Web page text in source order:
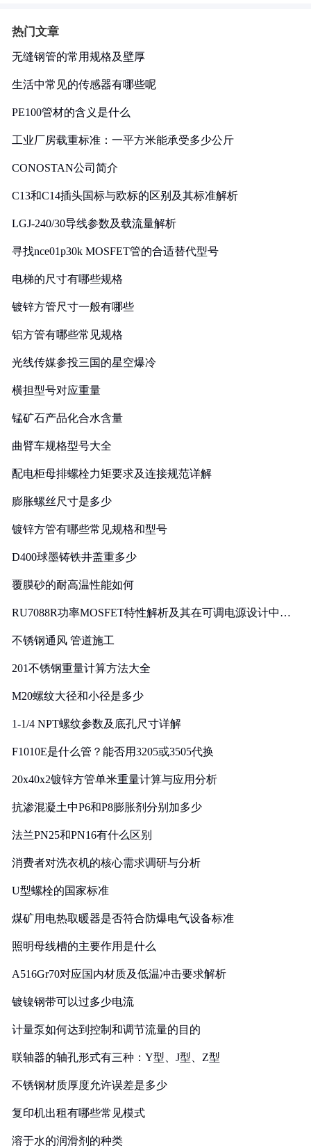
热门文章
无缝钢管的常用规格及壁厚
生活中常见的传感器有哪些呢
PE100管材的含义是什么
工业厂房载重标准：一平方米能承受多少公斤
CONOSTAN公司简介
C13和C14插头国标与欧标的区别及其标准解析
LGJ-240/30导线参数及载流量解析
寻找nce01p30k MOSFET管的合适替代型号
电梯的尺寸有哪些规格
镀锌方管尺寸一般有哪些
铝方管有哪些常见规格
光线传媒参投三国的星空爆冷
横担型号对应重量
锰矿石产品化合水含量
曲臂车规格型号大全
配电柜母排螺栓力矩要求及连接规范详解
膨胀螺丝尺寸是多少
镀锌方管有哪些常见规格和型号
D400球墨铸铁井盖重多少
覆膜砂的耐高温性能如何
RU7088R功率MOSFET特性解析及其在可调电源设计中的
不锈钢通风 管道施工
201不锈钢重量计算方法大全
M20螺纹大径和小径是多少
1-1/4 NPT螺纹参数及底孔尺寸详解
F1010E是什么管？能否用3205或3505代换
20x40x2镀锌方管单米重量计算与应用分析
抗渗混凝土中P6和P8膨胀剂分别加多少
法兰PN25和PN16有什么区别
消费者对洗衣机的核心需求调研与分析
U型螺栓的国家标准
煤矿用电热取暖器是否符合防爆电气设备标准
照明母线槽的主要作用是什么
A516Gr70对应国内材质及低温冲击要求解析
镀镍钢带可以过多少电流
计量泵如何达到控制和调节流量的目的
联轴器的轴孔形式有三种：Y型、J型、Z型
不锈钢材质厚度允许误差是多少
复印机出租有哪些常见模式
溶于水的润滑剂的种类